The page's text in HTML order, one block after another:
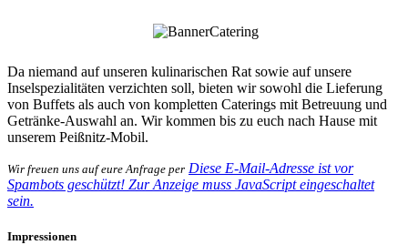
Da niemand auf unseren kulinarischen Rat sowie auf unsere
Inselspezialitäten verzichten soll, bieten wir sowohl die Lieferung
von Buffets als auch von kompletten Caterings mit Betreuung und
Getränke-Auswahl an. Wir kommen bis zu euch nach Hause mit
unserem Peißnitz-Mobil.
Wir freuen uns auf eure Anfrage per Diese E-Mail-Adresse ist vor
Spambots geschützt! Zur Anzeige muss JavaScript eingeschaltet
sein.
Impressionen